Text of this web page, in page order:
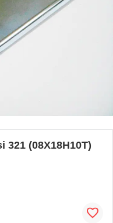
321 (08Х18Н10Т)